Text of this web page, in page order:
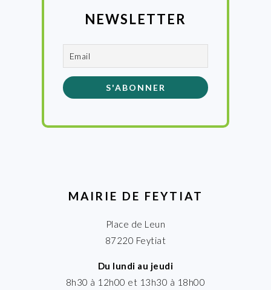
NEWSLETTER
MAIRIE DE FEYTIAT
Place de Leun
87220 Feytiat
Du lundi au jeudi
8h30 à 12h00 et 13h30 à 18h00